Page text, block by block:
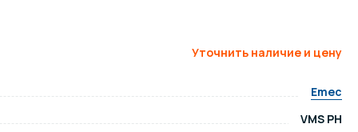
душевые стойкиУточнить наличие и цену
Emec
VMS PH